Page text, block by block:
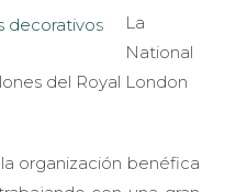
La
National
del Royal London
organización benéfica